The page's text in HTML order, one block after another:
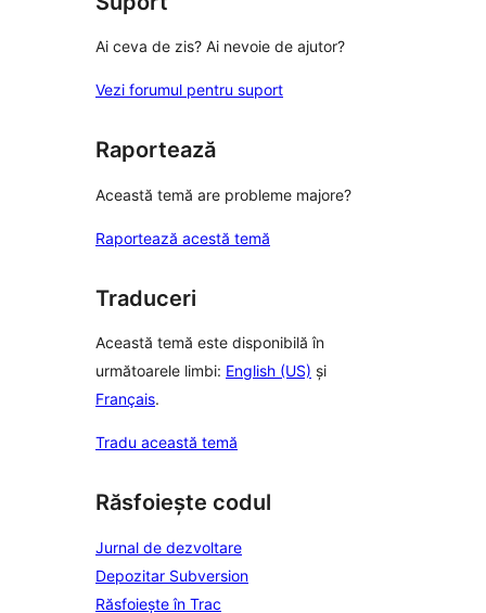
Ai ceva de zis? Ai nevoie de ajutor?
Vezi forumul pentru suport
Raportează
Această temă are probleme majore?
Raportează acestă temă
Traduceri
Această temă este disponibilă în
următoarele limbi: English (US) și
Français.
Tradu această temă
Răsfoiește codul
Jurnal de dezvoltare
Depozitar Subversion
Răsfoiește în Trac